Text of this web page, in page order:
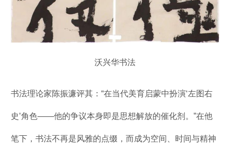
沃兴华书法
书法理论家陈振濂评其：“在当代美育启蒙中扮演‘左图右
史’角色——他的争议本身即是思想解放的催化剂。”在他
笔下，书法不再是风雅的点缀，而成为空间、时间与精神